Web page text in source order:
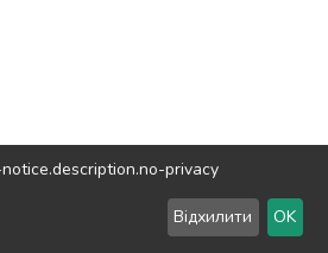
copyright © 2002-2026LYRASIS
Send Feedback
privacy
Відхилити OK